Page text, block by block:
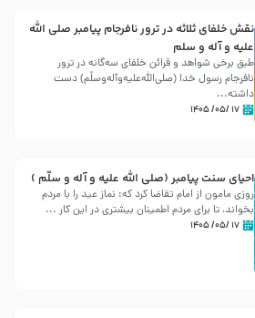
نقش خلفای ثلاثه در ترور نافرجام پیامبر صلی الله
علیه و آله و سلم
طبق برخی شواهد و قرائن خلفای سه‌گانه در ترور
نافرجام رسول خدا (صلی‌الله‌علیه‌و‌آله‌وسلّم) دست
داشته‌...
۱۷ /۰۵/ ۱۴۰۵
احیای سنت پیامبر (صلی الله علیه و آله و سلّم )
روزی مامون از امام تقاضا کرد که: نماز عید را با مردم
بخواند، تا برای مردم اطمینان بیشتری در این کار ...
۱۷ /۰۵/ ۱۴۰۵